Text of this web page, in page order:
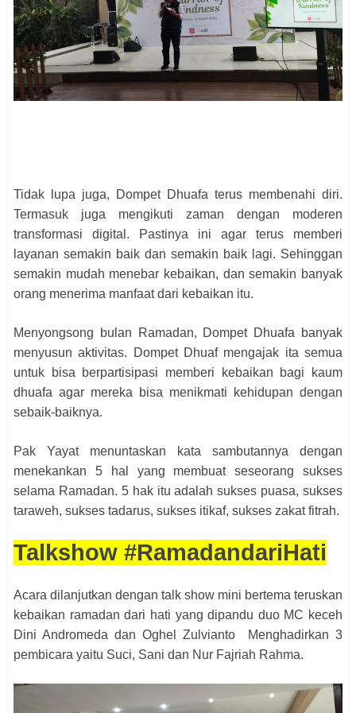
Tidak lupa juga, Dompet Dhuafa terus membenahi diri.
Termasuk juga mengikuti zaman dengan moderen
transformasi digital. Pastinya ini agar terus memberi
layanan semakin baik dan semakin baik lagi. Sehinggan
semakin mudah menebar kebaikan, dan semakin banyak
orang menerima manfaat dari kebaikan itu.
Menyongsong bulan Ramadan, Dompet Dhuafa banyak
menyusun aktivitas. Dompet Dhuaf mengajak ita semua
untuk bisa berpartisipasi memberi kebaikan bagi kaum
dhuafa agar mereka bisa menikmati kehidupan dengan
sebaik-baiknya.
Pak Yayat menuntaskan kata sambutannya dengan
menekankan 5 hal yang membuat seseorang sukses
selama Ramadan. 5 hak itu adalah sukses puasa, sukses
taraweh, sukses tadarus, sukses itikaf, sukses zakat fitrah.
Talkshow #RamadandariHati
Acara dilanjutkan dengan talk show mini bertema teruskan
kebaikan ramadan dari hati yang dipandu duo MC keceh
Dini Andromeda dan Oghel Zulvianto Menghadirkan 3
pembicara yaitu Suci, Sani dan Nur Fajriah Rahma.